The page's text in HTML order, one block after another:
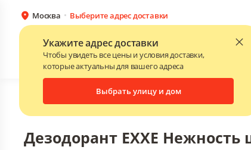
Москва Выберите адрес доставки
Укажите адрес доставки
Чтобы увидеть все цены и условия доставки,
которые актуальны для вашего адреса
Выбрать улицу и дом
Каталог
БрендыПрайс-листы поставщиков Скидки
Каталог • Косметика и гигиена
Дезодорант EXXE Нежность шёлка
Акции Все поставщики и цены
Дезодорант EXXE